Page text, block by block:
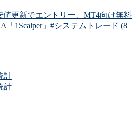
値更新でエントリー、MT4向け無料
「1Scalper」#システムトレード (8
計
計